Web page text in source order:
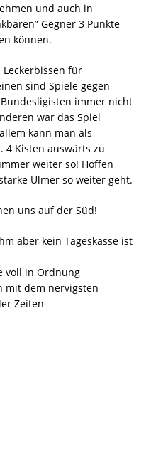
und auch in
Gegner 3 Punkte
können.
Leckerbissen für
sind Spiele gegen
immer nicht
war das Spiel
kann man als
4 Kisten auswärts zu
weiter so! Hoffen
Ulmer so weiter geht.
uns auf der Süd!
aber kein Tageskasse ist
voll in Ordnung
mit dem nervigsten
Zeiten